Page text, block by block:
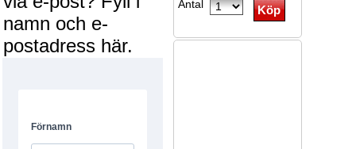
namn och e-
postadress här.
Antal